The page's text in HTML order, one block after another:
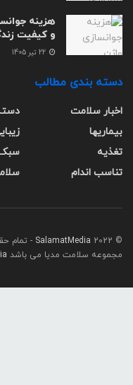
هزینه
و کیفیت
دسته بندی مطالب
اخبار سلامت
بیماریها
تغذیه
تناسب اندام
© 2022
SalamatMedia - تمام
مجموعه سلامت مدیا می باشد